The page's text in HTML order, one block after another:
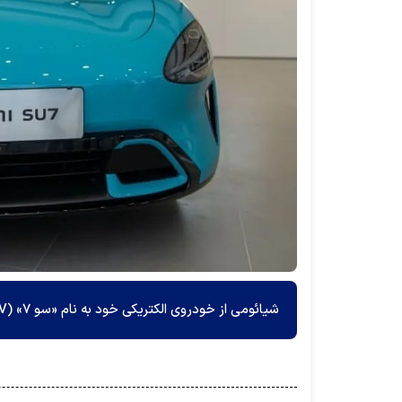
شیائومی از خودروی الکتریکی خود به نام «سو ۷» SU۷ (EV) رونمایی کرد.